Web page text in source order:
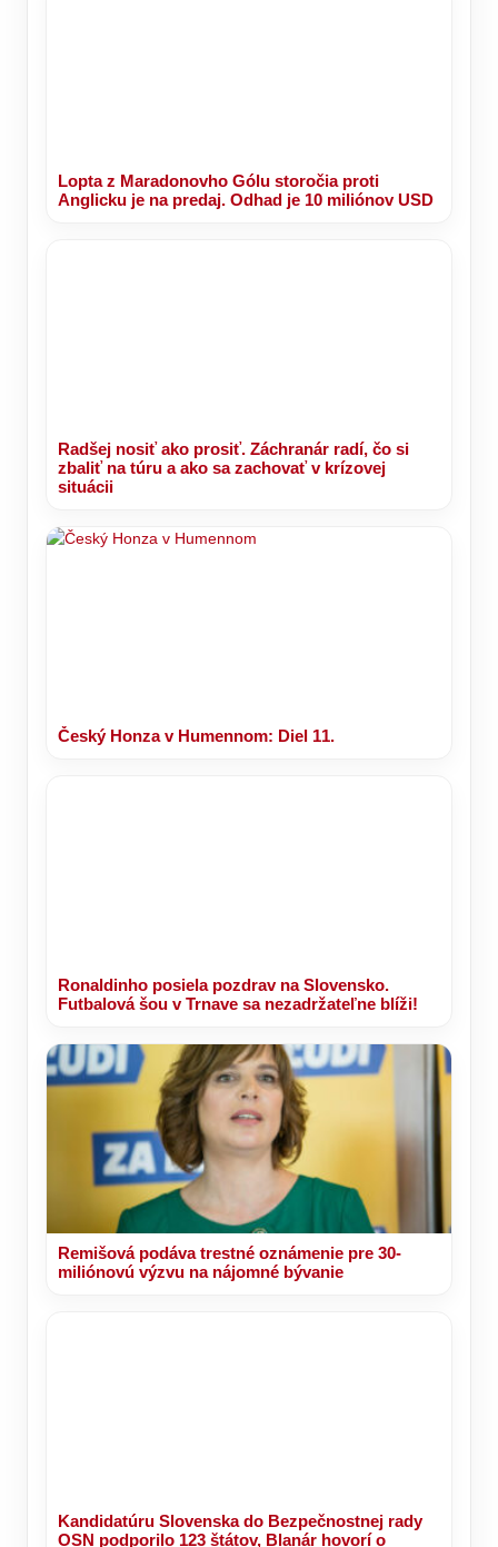
Lopta z Maradonovho Gólu storočia proti
Anglicku je na predaj. Odhad je 10 miliónov USD
Radšej nosiť ako prosiť. Záchranár radí, čo si
zbaliť na túru a ako sa zachovať v krízovej
situácii
Český Honza v Humennom: Diel 11.
Ronaldinho posiela pozdrav na Slovensko.
Futbalová šou v Trnave sa nezadržateľne blíži!
Remišová podáva trestné oznámenie pre 30-
miliónovú výzvu na nájomné bývanie
Kandidatúru Slovenska do Bezpečnostnej rady
OSN podporilo 123 štátov, Blanár hovorí o